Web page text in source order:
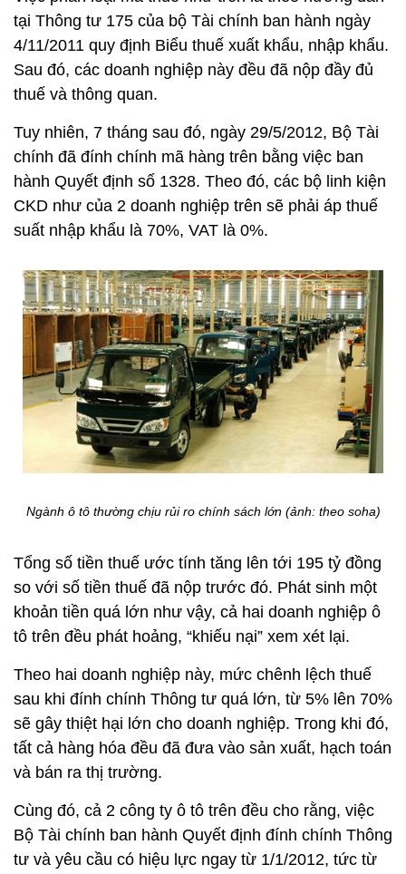
tại Thông tư 175 của bộ Tài chính ban hành ngày
4/11/2011 quy định Biểu thuế xuất khẩu, nhập khẩu.
Sau đó, các doanh nghiệp này đều đã nộp đầy đủ
thuế và thông quan.
Tuy nhiên, 7 tháng sau đó, ngày 29/5/2012, Bộ Tài
chính đã đính chính mã hàng trên bằng việc ban
hành Quyết định số 1328. Theo đó, các bộ linh kiện
CKD như của 2 doanh nghiệp trên sẽ phải áp thuế
suất nhập khẩu là 70%, VAT là 0%.
Ngành ô tô thường chịu rủi ro chính sách lớn (ảnh: theo soha)
Tổng số tiền thuế ước tính tăng lên tới 195 tỷ đồng
so với số tiền thuế đã nộp trước đó. Phát sinh một
khoản tiền quá lớn như vậy, cả hai doanh nghiệp ô
tô trên đều phát hoảng, “khiếu nại” xem xét lại.
Theo hai doanh nghiệp này, mức chênh lệch thuế
sau khi đính chính Thông tư quá lớn, từ 5% lên 70%
sẽ gây thiệt hại lớn cho doanh nghiệp. Trong khi đó,
tất cả hàng hóa đều đã đưa vào sản xuất, hạch toán
và bán ra thị trường.
Cùng đó, cả 2 công ty ô tô trên đều cho rằng, việc
Bộ Tài chính ban hành Quyết định đính chính Thông
tư và yêu cầu có hiệu lực ngay từ 1/1/2012, tức từ